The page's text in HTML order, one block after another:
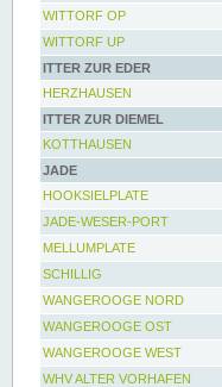
WITTORF OP
WITTORF UP
ITTER ZUR EDER
HERZHAUSEN
ITTER ZUR DIEMEL
KOTTHAUSEN
JADE
HOOKSIELPLATE
JADE-WESER-PORT
MELLUMPLATE
SCHILLIG
WANGEROOGE NORD
WANGEROOGE OST
WANGEROOGE WEST
WHV ALTER VORHAFEN